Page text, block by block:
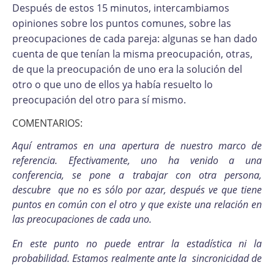
Después de estos 15 minutos, intercambiamos
opiniones sobre los puntos comunes, sobre las
preocupaciones de cada pareja: algunas se han dado
cuenta de que tenían la misma preocupación, otras,
de que la preocupación de uno era la solución del
otro o que uno de ellos ya había resuelto lo
preocupación del otro para sí mismo.
COMENTARIOS:
Aquí entramos en una apertura de nuestro marco de
referencia. Efectivamente, uno ha venido a una
conferencia, se pone a trabajar con otra persona,
descubre que no es sólo por azar, después ve que tiene
puntos en común con el otro y que existe una relación en
las preocupaciones de cada uno.
En este punto no puede entrar la estadística ni la
probabilidad. Estamos realmente ante la sincronicidad de